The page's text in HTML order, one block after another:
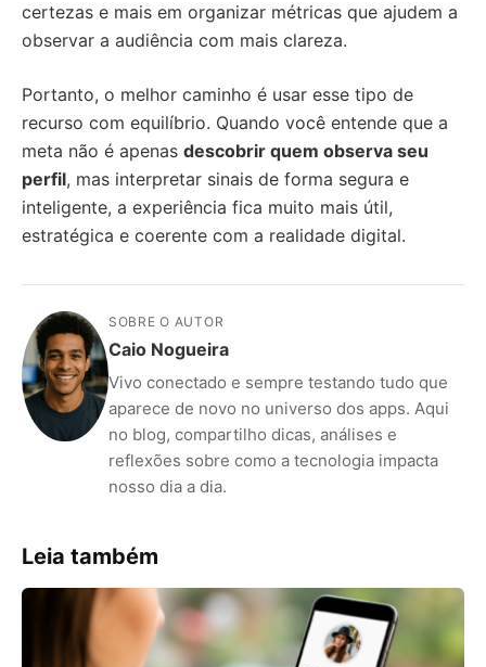
certezas e mais em organizar métricas que ajudem a
observar a audiência com mais clareza.
Portanto, o melhor caminho é usar esse tipo de
recurso com equilíbrio. Quando você entende que a
meta não é apenas descobrir quem observa seu
perfil, mas interpretar sinais de forma segura e
inteligente, a experiência fica muito mais útil,
estratégica e coerente com a realidade digital.
SOBRE O AUTOR
Caio Nogueira
Vivo conectado e sempre testando tudo que
aparece de novo no universo dos apps. Aqui
no blog, compartilho dicas, análises e
reflexões sobre como a tecnologia impacta
nosso dia a dia.
Leia também